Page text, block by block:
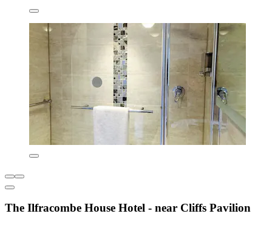
The Ilfracombe House Hotel - near Cliffs Pavilion